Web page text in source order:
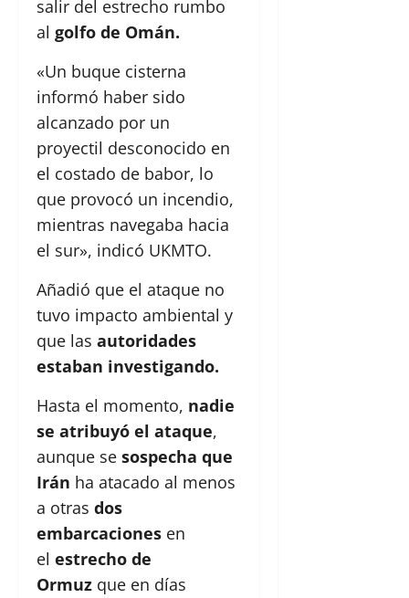
salir del estrecho rumbo
al golfo de Omán.
«Un buque cisterna
informó haber sido
alcanzado por un
proyectil desconocido en
el costado de babor, lo
que provocó un incendio,
mientras navegaba hacia
el sur», indicó UKMTO.
Añadió que el ataque no
tuvo impacto ambiental y
que las autoridades
estaban investigando.
Hasta el momento, nadie
se atribuyó el ataque,
aunque se sospecha que
Irán ha atacado al menos
a otras dos
embarcaciones en
el estrecho de
Ormuz que en días